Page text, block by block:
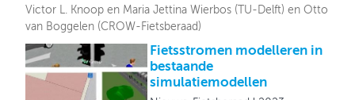
Victor L. Knoop en Maria Jettina Wierbos (TU-Delft) en Otto
van Boggelen (CROW-Fietsberaad)
Fietsstromen modelleren in
bestaande
simulatiemodellen